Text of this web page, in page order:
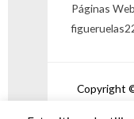
Páginas Web
Copyright